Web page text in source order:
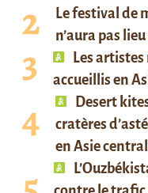
Le festival de
n’aura pas
Les artistes
accueillis en
Desert
cratères
en Asie